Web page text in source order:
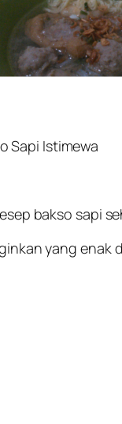
Sapi Istimewa
bakso sapi
yang enak